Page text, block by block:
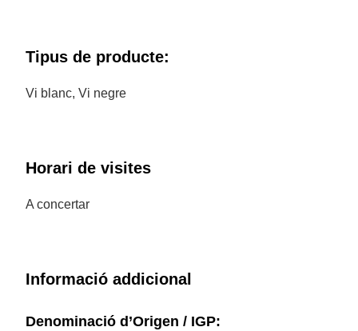
Tipus de producte:
Vi blanc, Vi negre
Horari de visites
A concertar
Informació addicional
Denominació d’Origen / IGP: